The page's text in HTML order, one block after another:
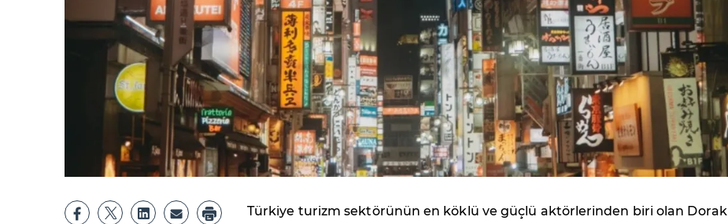
Türkiye turizm sektörünün en köklü ve güçlü aktörlerinden biri olan Dorak